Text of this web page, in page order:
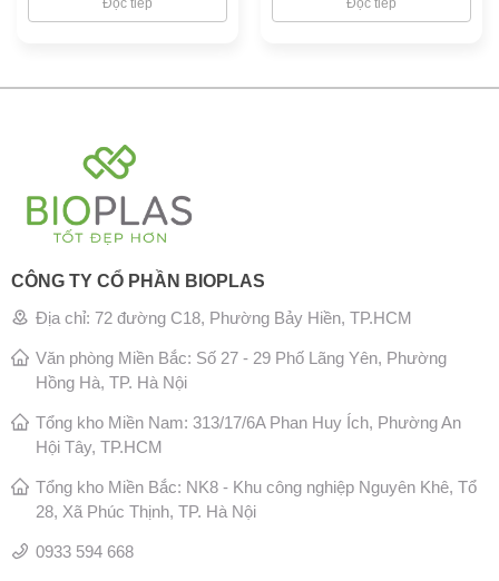
Đọc tiếp Đọc tiếp
CÔNG TY CỔ PHẦN BIOPLAS
Địa chỉ: 72 đường C18, Phường Bảy Hiền, TP.HCM
Văn phòng Miền Bắc: Số 27 - 29 Phố Lãng Yên, Phường
Hồng Hà, TP. Hà Nội
Tổng kho Miền Nam: 313/17/6A Phan Huy Ích, Phường An
Hội Tây, TP.HCM
Tổng kho Miền Bắc: NK8 - Khu công nghiệp Nguyên Khê, Tổ
28, Xã Phúc Thịnh, TP. Hà Nội
0933 594 668